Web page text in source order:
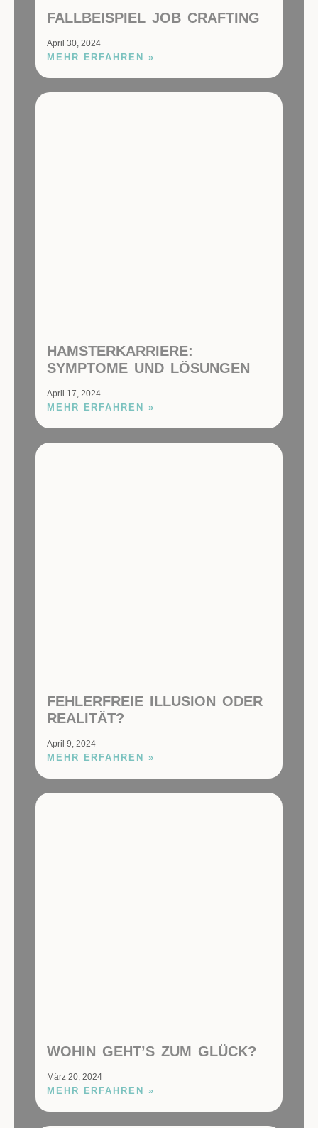
FALLBEISPIEL JOB CRAFTING
April 30, 2024
MEHR ERFAHREN »
HAMSTERKARRIERE:
SYMPTOME UND LÖSUNGEN
April 17, 2024
MEHR ERFAHREN »
FEHLERFREIE ILLUSION ODER
REALITÄT?
April 9, 2024
MEHR ERFAHREN »
WOHIN GEHT’S ZUM GLÜCK?
März 20, 2024
MEHR ERFAHREN »